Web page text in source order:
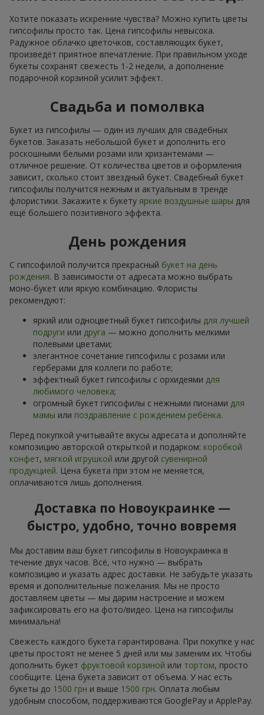
Хотите показать искренние чувства? Можно купить цветы
гипсофилы просто так. Цена гипсофилы невысока.
Радужное облачко цветочков, составляющих букет,
произведёт приятное впечатление. При правильном уходе
букеты сохранят свежесть 1-2 недели, а дополнение
подарочной корзиной усилит эффект.
Свадьба и помолвка
Букет из гипсофилы — один из лучших для свадебных
букетов. Заказать небольшой букет и дополнить его
роскошными белыми розами или хризантемами —
отличное решение. От количества цветов и оформления
зависит, сколько стоит звездный букет. Свадебный букет
гипсофилы получится нежным и актуальным в тренде
флористики. Закажите к букету яркие воздушные шары для
ещё большего позитивного эффекта.
День рождения
С гипсофилой получится прекрасный букет на день
рождения. В зависимости от адресата можно выбрать
моно-букет или яркую комбинацию. Флористы
рекомендуют:
яркий или одноцветный букет гипсофилы для лучшей
подруги или друга — можно дополнить мелкими
полевыми цветами;
элегантное сочетание гипсофилы с розами или
герберами для коллеги по работе;
эффектный букет гипсофилы с орхидеями для
любимого человека;
огромный букет гипсофилы с нежными пионами для
мамы или поздравление с рождением ребёнка.
Перед покупкой учитывайте вкусы адресата и дополняйте
композицию авторской открыткой и подарком: коробкой
конфет, мягкой игрушкой или другой сувенирной
продукцией. Цена букета при этом не меняется,
оплачиваются лишь дополнения.
Доставка по Новоукраинке —
быстро, удобно, точно вовремя
Мы доставим ваш букет гипсофилы в Новоукраинка в
течение двух часов. Всё, что нужно — выбрать
композицию и указать адрес доставки. Не забудьте указать
время и дополнительные пожелания. Мы не просто
доставляем цветы — мы дарим настроение и можем
зафиксировать его на фото/видео. Цена на гипсофилы
минимальна!
Свежесть каждого букета гарантирована. При покупке у нас
цветы простоят не менее 5 дней или мы заменим их. Чтобы
дополнить букет фруктовой корзиной или тортом, просто
сообщите. Цена букета зависит от объема. У нас есть
букеты до 1500 грн и выше 1500 грн. Оплата любым
удобным способом, поддерживаются GooglePay и ApplePay.